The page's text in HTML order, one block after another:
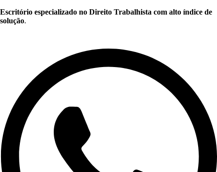
Escritório especializado no Direito Trabalhista com alto índice de
solução.